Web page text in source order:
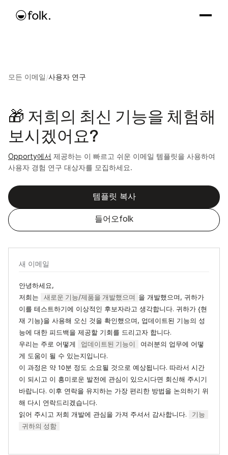
모든 이메일/사용자 연구
새 이메일
안녕하세요,
저희는
새로운 기능/제품을 개발했으며 을 개발했으며, 귀하가
이를 테스트하기에 이상적인 후보자라고 생각합니다. 귀하가 {현
재 기능}을 사용해 오신 것을 확인했으며, 업데이트된 기능의 성
능에 대한 피드백을 제공할 기회를 드리고자 합니다.
우리는 주로 어떻게
업데이트된 기능이
여러분의 업무에 어떻
게 도움이 될 수 있는지입니다.
이 과정은 약 10분 정도 소요될 것으로 예상됩니다. 따라서 시간
이 되시고 이 흥미로운 발전에 관심이 있으시다면 회신해 주시기
바랍니다. 이후 연락을 유지하는 가장 편리한 방법을 논의하기 위
해 다시 연락드리겠습니다.
읽어 주시고 저희 개발에 관심을 가져 주셔서 감사합니다.
기능
귀하의 성함
🎁 저희의 최신 기능을 체험해
보시겠어요?
Opporty에서 제공하는 이 빠르고 쉬운 이메일 템플릿을 사용하여
사용자 경험 연구 대상자를 모집하세요.
템플릿 복사
들어오folk